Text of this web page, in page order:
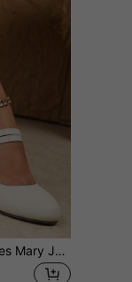
[MISS ROSIE]Chaussures Mary Jane à talons hauts élégantes et à la mode pour femmes, avec bride en T, nœud, double bride, bout rond, empeigne basse, talon épais, confortables, souples, sans fatigue, nouvelles chaussures de mariée pour le printemps et l'été, chaussures d'été à succès, vacances, étiquette d'affaires, rentrée scolaire, sports, Mary Jane, chaussures de mariage sur une île, chaussures de trajet, style Y2K du millénaire, style de célébrité Internet, petite taille, rehaussant la hauteur, style vintage français, super talons hauts